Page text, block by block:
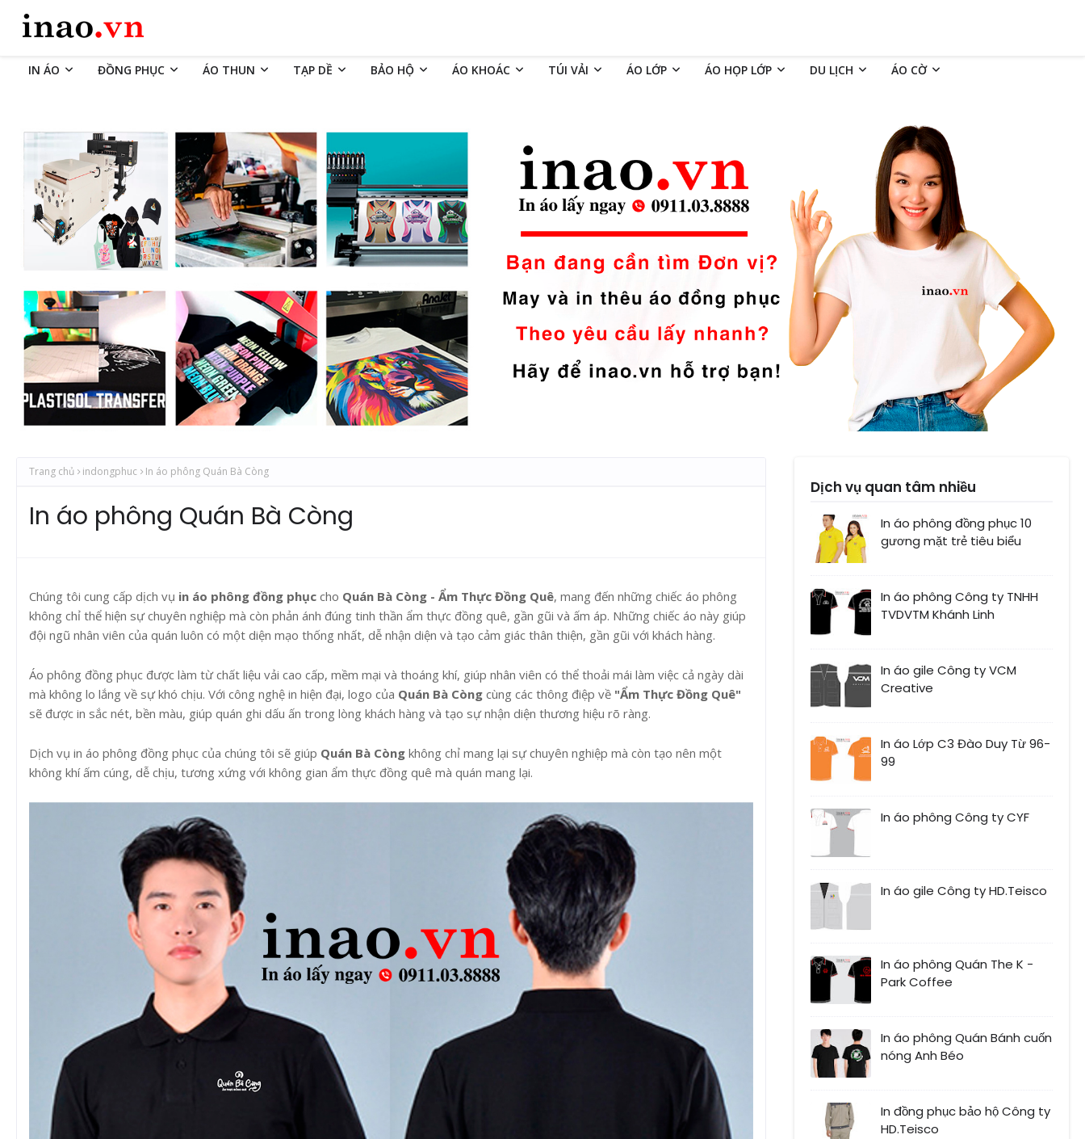
IN ÁO ĐỒNG PHỤC ÁO THUN TẠP DỀ BẢO HỘ ÁO KHOÁC TÚI VẢI ÁO LỚP ÁO HỌP LỚP DU LỊCH ÁO CỜ
Trang chủ indongphuc In áo phông Quán Bà Còng
In áo phông Quán Bà Còng
Chúng tôi cung cấp dịch vụ in áo phông đồng phục cho Quán Bà Còng - Ẩm Thực Đồng Quê, mang đến những chiếc áo phông
không chỉ thể hiện sự chuyên nghiệp mà còn phản ánh đúng tinh thần ẩm thực đồng quê, gần gũi và ấm áp. Những chiếc áo này giúp
đội ngũ nhân viên của quán luôn có một diện mạo thống nhất, dễ nhận diện và tạo cảm giác thân thiện, gần gũi với khách hàng.
Áo phông đồng phục được làm từ chất liệu vải cao cấp, mềm mại và thoáng khí, giúp nhân viên có thể thoải mái làm việc cả ngày dài
mà không lo lắng về sự khó chịu. Với công nghệ in hiện đại, logo của Quán Bà Còng cùng các thông điệp về "Ẩm Thực Đồng Quê"
sẽ được in sắc nét, bền màu, giúp quán ghi dấu ấn trong lòng khách hàng và tạo sự nhận diện thương hiệu rõ ràng.
Dịch vụ in áo phông đồng phục của chúng tôi sẽ giúp Quán Bà Còng không chỉ mang lại sự chuyên nghiệp mà còn tạo nên một
không khí ấm cúng, dễ chịu, tương xứng với không gian ẩm thực đồng quê mà quán mang lại.
Dịch vụ quan tâm nhiều
In áo phông đồng phục 10
gương mặt trẻ tiêu biểu
In áo phông Công ty TNHH
TVDVTM Khánh Linh
In áo gile Công ty VCM
Creative
In áo Lớp C3 Đào Duy Từ 96-
99
In áo phông Công ty CYF
In áo gile Công ty HD.Teisco
In áo phông Quán The K -
Park Coffee
In áo phông Quán Bánh cuốn
nóng Anh Béo
In đồng phục bảo hộ Công ty
HD.Teisco